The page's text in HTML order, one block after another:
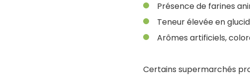
Présence de farines
Teneur élevée en
Arômes artificiels,
Certains supermarchés